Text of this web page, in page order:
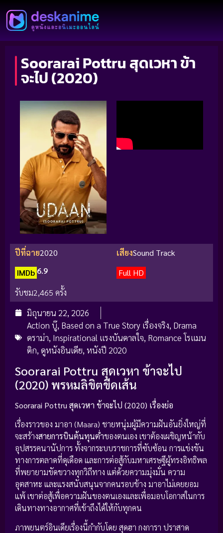
Soorarai Pottru สุดเวหา ข้า
จะไป (2020)
ปีที่ฉาย2020 เสียงSound Track
IMDb 6.9
Full HD
รับชม2,465 ครั้ง
มิถุนายน 22, 2026
Action บู๊, Based on a True Story เรื่องจริง, Drama
ดราม่า, Inspirational แรงบันดาลใจ, Romance โรแมน
ติก, ดูหนังอินเดีย, หนังปี 2020
Soorarai Pottru สุดเวหา ข้าจะไป
(2020) พรหมลิขิตขีดเส้น
Soorarai Pottru สุดเวหา ข้าจะไป (2020) เรื่องย่อ
เรื่องราวของ มาอา (Maara) ชายหนุ่มผู้มีความฝันอันยิ่งใหญ่ที่
จะสร้างสายการบินต้นทุนต่ำของตนเอง เขาต้องเผชิญหน้ากับ
อุปสรรคนานัปการ ทั้งจากระบบราชการที่ซับซ้อน การแข่งขัน
ทางการตลาดที่ดุเดือด และการต่อสู้กับมหาเศรษฐีผู้ทรงอิทธิพล
ที่พยายามขัดขวางทุกวิถีทาง แต่ด้วยความมุ่งมั่น ความ
อุตสาหะ และแรงสนับสนุนจากคนรอบข้าง มาอาไม่เคยยอม
แพ้ เขาต่อสู้เพื่อความฝันของตนเองและเพื่อมอบโอกาสในการ
เดินทางทางอากาศที่เข้าถึงได้ให้กับทุกคน
ภาพยนตร์อินเดียเรื่องนี้กำกับโดย สุดฮา กงการา ปราสาด